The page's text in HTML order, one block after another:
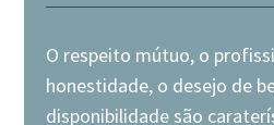
O respeito mútuo, o
honestidade, o desejo de
disponibilidade são